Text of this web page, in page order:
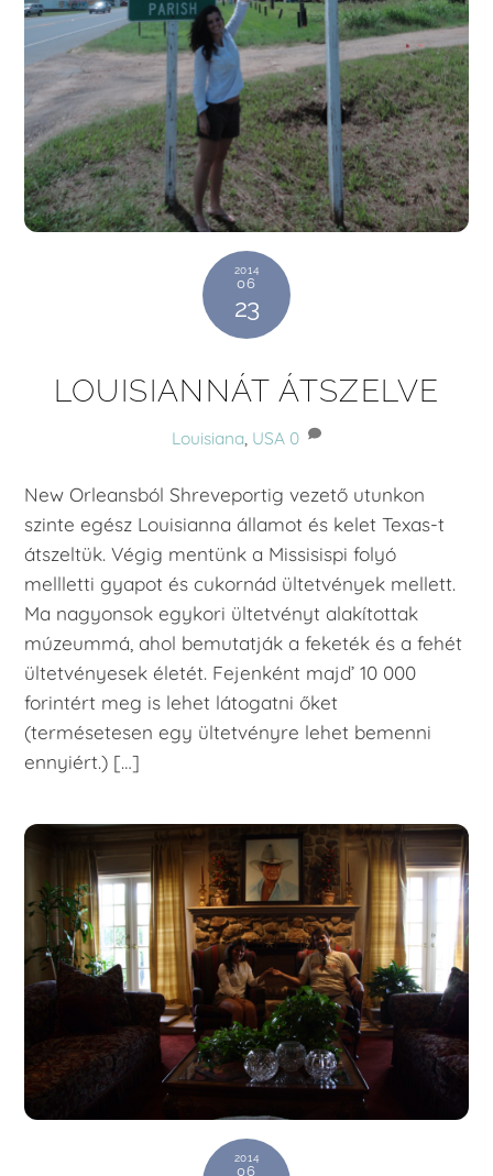
2014
06
23
LOUISIANNÁT ÁTSZELVE
Louisiana, USA 0
New Orleansból Shreveportig vezető utunkon
szinte egész Louisianna államot és kelet Texas-t
átszeltük. Végig mentünk a Missisispi folyó
mellletti gyapot és cukornád ültetvények mellett.
Ma nagyonsok egykori ültetvényt alakítottak
múzeummá, ahol bemutatják a feketék és a fehét
ültetvényesek életét. Fejenként majd’ 10 000
forintért meg is lehet látogatni őket
(termésetesen egy ültetvényre lehet bemenni
ennyiért.) […]
2014
06